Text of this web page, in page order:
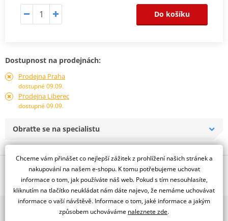
Do košíku
Dostupnost na prodejnách:
Prodejna Praha
dostupné 09.09.
Prodejna Liberec
dostupné 09.09.
Obraťte se na specialistu
Popis a parametry
Jsme autorizovaný
dealer značky RDMOTO
Yamaha XTZ 750 Super Tenere
2x multibrand showroom
Chceme vám přinášet co nejlepší zážitek z prohlížení našich stránek a
nakupování na našem e-shopu. K tomu potřebujeme uchovat
informace o tom, jak používáte náš web. Pokud s tím nesouhlasíte,
kliknutím na tlačítko neukládat nám dáte najevo, že nemáme uchovávat
informace o vaší návštěvě. Informace o tom, jaké informace a jakým
způsobem uchováváme naleznete zde.